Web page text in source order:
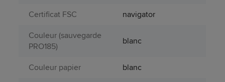
Certificat FSC
navigator
Couleur (sauvegarde
PRO185)
blanc
Couleur papier
blanc